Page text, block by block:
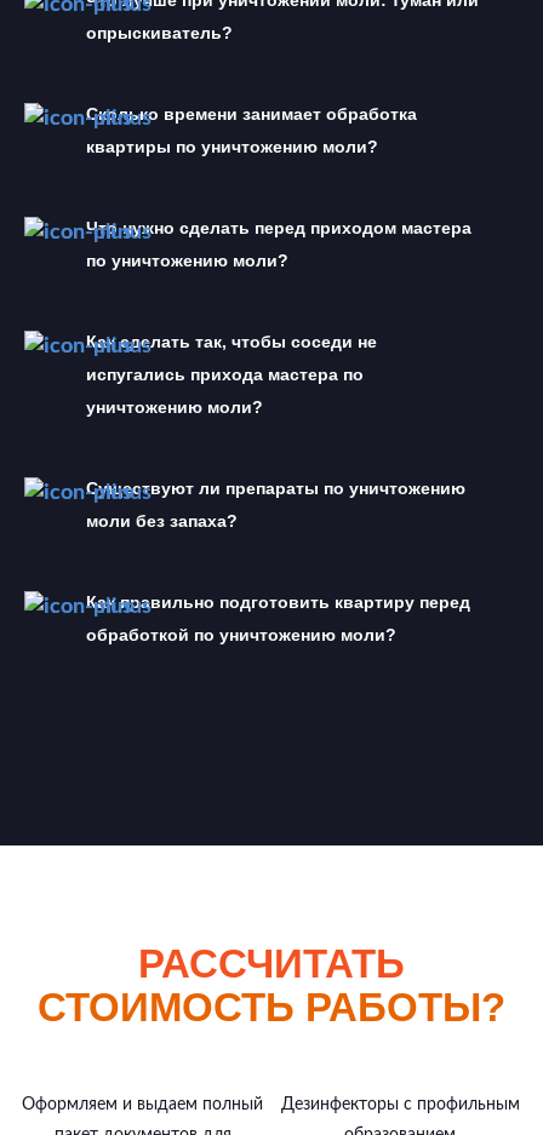
опрыскиватель?
Сколько времени занимает обработка
квартиры по уничтожению моли?
Что нужно сделать перед приходом мастера
по уничтожению моли?
Как сделать так, чтобы соседи не
испугались прихода мастера по
уничтожению моли?
Существуют ли препараты по уничтожению
моли без запаха?
Как правильно подготовить квартиру перед
обработкой по уничтожению моли?
РАССЧИТАТЬ
СТОИМОСТЬ РАБОТЫ?
Оформляем и выдаем полный
Дезинфекторы с профильным